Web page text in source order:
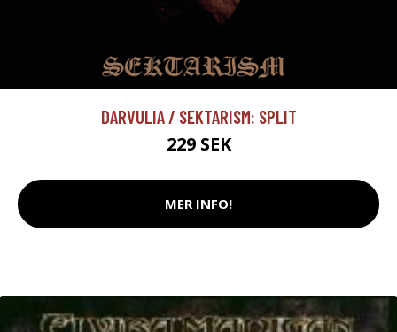
DARVULIA / SEKTARISM: SPLIT
229 SEK
MER INFO!